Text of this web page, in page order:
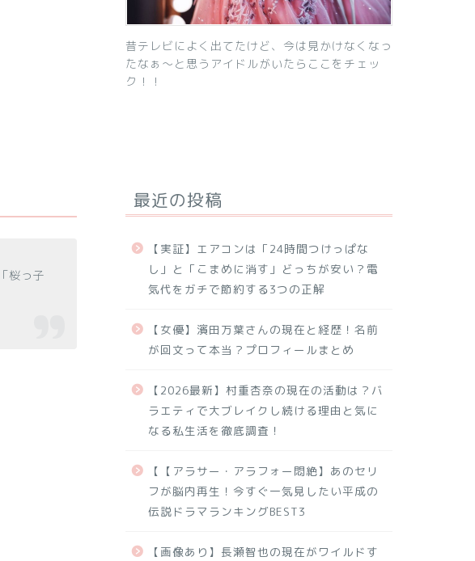
桜っ子
昔テレビによく出てたけど、今は見かけなくなっ
たなぁ～と思うアイドルがいたらここをチェッ
ク！！
最近の投稿
【実証】エアコンは「24時間つけっぱな
し」と「こまめに消す」どっちが安い？電
気代をガチで節約する3つの正解
【女優】濱田万葉さんの現在と経歴！名前
が回文って本当？プロフィールまとめ
【2026最新】村重杏奈の現在の活動は？バ
ラエティで大ブレイクし続ける理由と気に
なる私生活を徹底調査！
【【アラサー・アラフォー悶絶】あのセリ
フが脳内再生！今すぐ一気見したい平成の
伝説ドラマランキングBEST3
【画像あり】長瀬智也の現在がワイルドす